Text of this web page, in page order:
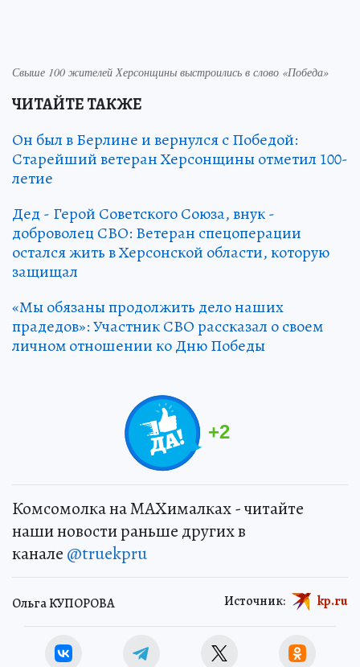
Свыше 100 жителей Херсонщины выстроились в слово «Победа»
ЧИТАЙТЕ ТАКЖЕ
Он был в Берлине и вернулся с Победой:
Старейший ветеран Херсонщины отметил 100-
летие
Дед - Герой Советского Союза, внук -
доброволец СВО: Ветеран спецоперации
остался жить в Херсонской области, которую
защищал
«Мы обязаны продолжить дело наших
прадедов»: Участник СВО рассказал о своем
личном отношении ко Дню Победы
+2
Комсомолка на MAXималках - читайте
наши новости раньше других в
канале @truekpru
Ольга КУПОРОВА Источник: kp.ru